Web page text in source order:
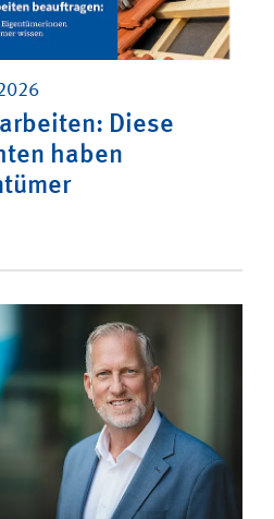
Diese
haben